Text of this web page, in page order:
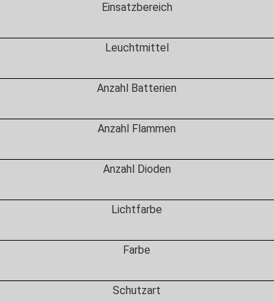
Einsatzbereich
Leuchtmittel
Anzahl Batterien
Anzahl Flammen
Anzahl Dioden
Lichtfarbe
Farbe
Schutzart